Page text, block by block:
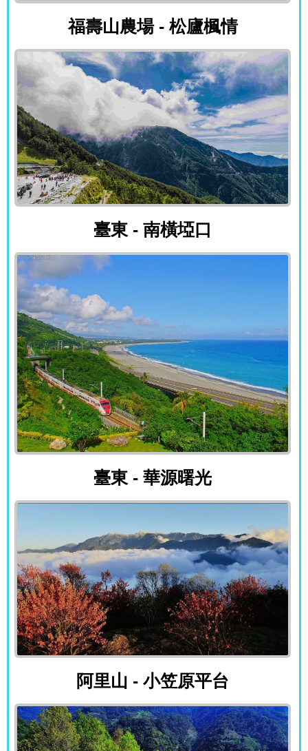
福壽山農場 - 松廬楓情
福壽山農場 - 松廬楓情
臺東 - 南橫埡口
臺東 - 南橫埡口
臺東 - 華源曙光
臺東 - 華源曙光
阿里山 - 小笠原平台
阿里山 - 小笠原平台